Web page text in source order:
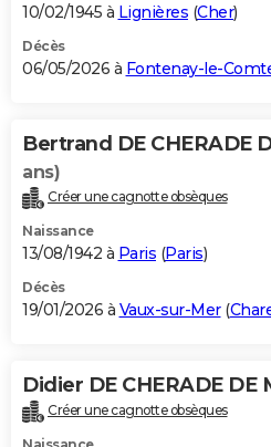
BONS PLANS
CARTE DE VOEUX
Dictionnaire
Biographies
Citations
Expressions
Proverbes
PROGRAMME TV
COPAINS D'AVANT
S'inscrire
Se connecter
Lycées
Collèges
Primaires
Universités
Entreprises
Service militaire
Avis de recherche
AVIS DE DÉCÈS
FORUM
Bricolage
Lifestyle
Culture
Sport
Auto
Television
Voyage
Cinema
10/02/1945 à Lignières (Cher)
Décès
06/05/2026 à Fontenay-le-
Bertrand DE CHERADE
ans)
Créer une cagnotte obsèques
Naissance
13/08/1942 à Paris (Paris)
Décès
19/01/2026 à Vaux-sur-Mer(
Didier DE CHERADE DE
Créer une cagnotte obsèques